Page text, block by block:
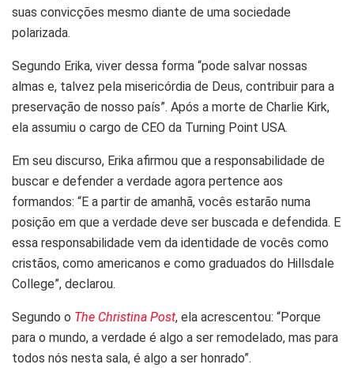
suas convicções mesmo diante de uma sociedade
polarizada.
Segundo Erika, viver dessa forma “pode salvar nossas
almas e, talvez pela misericórdia de Deus, contribuir para a
preservação de nosso país”. Após a morte de Charlie Kirk,
ela assumiu o cargo de CEO da Turning Point USA.
Em seu discurso, Erika afirmou que a responsabilidade de
buscar e defender a verdade agora pertence aos
formandos: “E a partir de amanhã, vocês estarão numa
posição em que a verdade deve ser buscada e defendida. E
essa responsabilidade vem da identidade de vocês como
cristãos, como americanos e como graduados do Hillsdale
College”, declarou.
Segundo o The Christina Post, ela acrescentou: “Porque
para o mundo, a verdade é algo a ser remodelado, mas para
todos nós nesta sala, é algo a ser honrado”.